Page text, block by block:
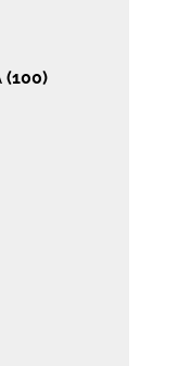
(100)